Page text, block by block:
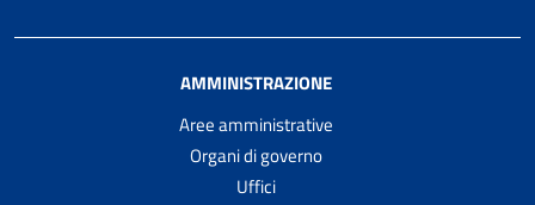
AMMINISTRAZIONE
Aree amministrative
Organi di governo
Uffici